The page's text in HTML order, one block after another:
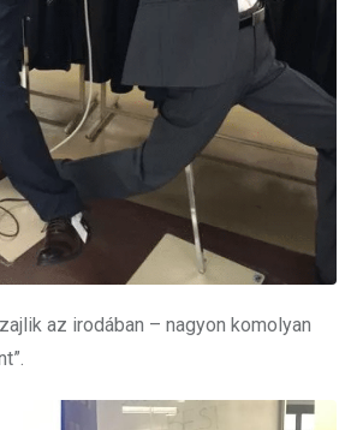
az irodában – nagyon komolyan